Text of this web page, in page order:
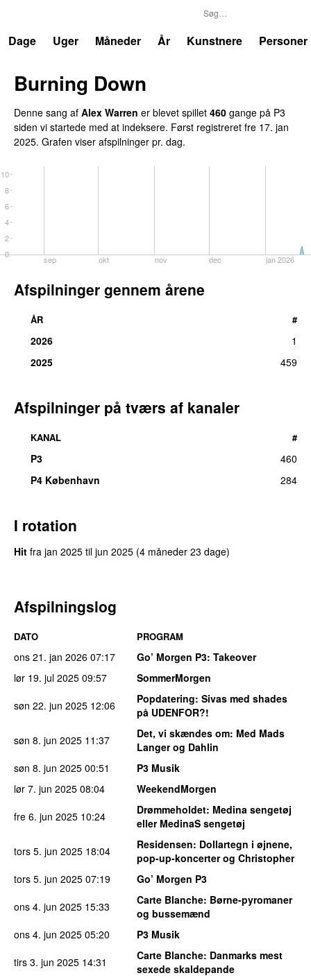
Dage
Uger Måneder År Kunstnere Personer
Burning Down
Denne sang af Alex Warren er blevet spillet 460 gange på P3
siden vi startede med at indeksere. Først registreret fre 17. jan
2025. Grafen viser afspilninger pr. dag.
sep okt nov dec jan 2026
0
2
4
6
8
10
Afspilninger gennem årene
ÅR #
2026
1
2025
459
Afspilninger på tværs af kanaler
KANAL #
P3
460
P4 København
284
I rotation
Hit fra jan 2025 til jun 2025 (4 måneder 23 dage)
Afspilningslog
DATO PROGRAM
ons 21. jan 2026 07:17 Go’ Morgen P3: Takeover
lør 19. jul 2025 09:57
SommerMorgen
søn 22. jun 2025 12:06 Popdatering: Sivas med shades
på UDENFOR?!
søn 8. jun 2025 11:37 Det, vi skændes om: Med Mads
Langer og Dahlin
søn 8. jun 2025 00:51
P3 Musik
lør 7. jun 2025 08:04
WeekendMorgen
fre 6. jun 2025 10:24 Drømmeholdet: Medina sengetøj
eller MedinaS sengetøj
tors 5. jun 2025 18:04 Residensen: Dollartegn i øjnene,
pop-up-koncerter og Christopher
tors 5. jun 2025 07:19
Go’ Morgen P3
ons 4. jun 2025 15:33 Carte Blanche: Børne-pyromaner
og bussemænd
ons 4. jun 2025 05:20
P3 Musik
tirs 3. jun 2025 14:31 Carte Blanche: Danmarks mest
sexede skaldepande